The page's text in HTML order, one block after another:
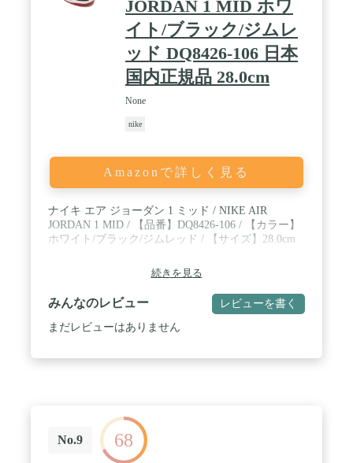
JORDAN 1 MID ホワ
イト/ブラック/ジムレ
ッド DQ8426-106 日本
国内正規品 28.0cm
None
nike
Amazonで詳しく見る
ナイキ エア ジョーダン 1 ミッド / NIKE AIR
JORDAN 1 MID / 【品番】DQ8426-106 / 【カラー】
ホワイト/ブラック/ジムレッド / 【サイズ】28.0cm
続きを見る
みんなのレビュー レビューを書く
まだレビューはありません
No.9 68